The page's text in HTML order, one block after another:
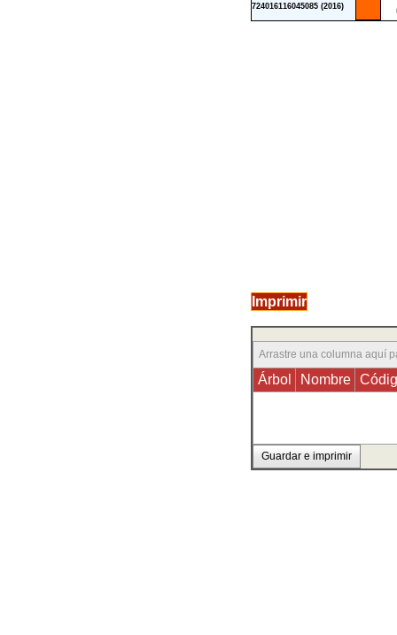
724016116045085 (2016)
Imprimir
Arrastre una columna aquí
Árbol Nombre
Guardar e imprimir